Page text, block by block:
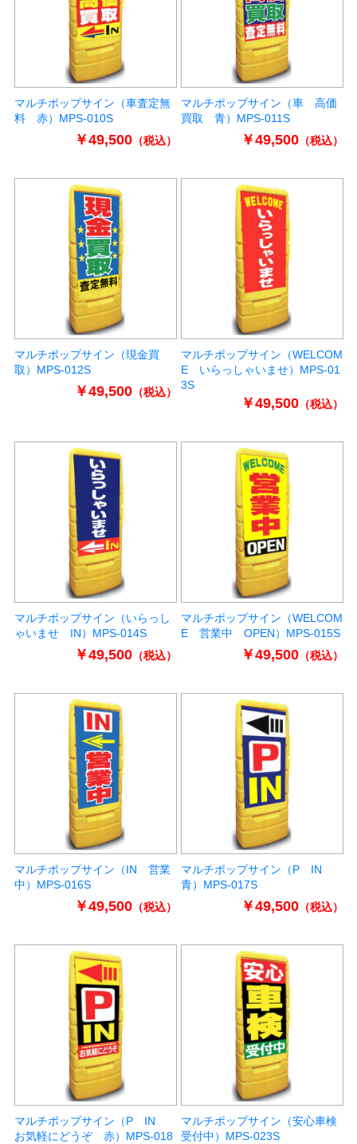
マルチポップサイン（車査定無
料 赤）MPS-010S
￥49,500（税込）
マルチポップサイン（車 高価
買取 青）MPS-011S
￥49,500（税込）
マルチポップサイン（現金買
取）MPS-012S
￥49,500（税込）
マルチポップサイン（WELCOM
E いらっしゃいませ）MPS-01
3S
￥49,500（税込）
マルチポップサイン（いらっし
ゃいませ IN）MPS-014S
￥49,500（税込）
マルチポップサイン（WELCOM
E 営業中 OPEN）MPS-015S
￥49,500（税込）
マルチポップサイン（IN 営業
中）MPS-016S
￥49,500（税込）
マルチポップサイン（P IN
青）MPS-017S
￥49,500（税込）
マルチポップサイン（P IN
お気軽にどうぞ 赤）MPS-018
マルチポップサイン（安心車検
受付中）MPS-023S